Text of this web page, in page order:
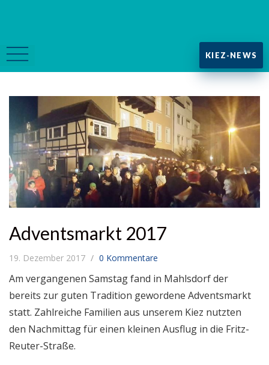
KIEZ-NEWS
Adventsmarkt 2017
19. Dezember 2017 0 Kommentare
Am vergangenen Samstag fand in Mahlsdorf der
bereits zur guten Tradition gewordene Adventsmarkt
statt. Zahlreiche Familien aus unserem Kiez nutzten
den Nachmittag für einen kleinen Ausflug in die Fritz-
Reuter-Straße.